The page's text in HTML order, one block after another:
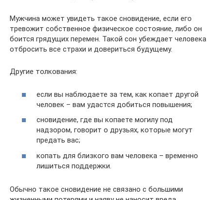
Мужчина может увидеть такое сновидение, если его
тревожит собственное физическое состояние, либо он
боится грядущих перемен. Такой сон убеждает человека
отбросить все страхи и довериться будущему.
Другие толкования:
если вы наблюдаете за тем, как копает другой
человек – вам удастся добиться повышения;
сновидение, где вы копаете могилу под
надзором, говорит о друзьях, которые могут
предать вас;
копать для близкого вам человека – временно
лишиться поддержки.
Обычно такое сновидение не связано с большими